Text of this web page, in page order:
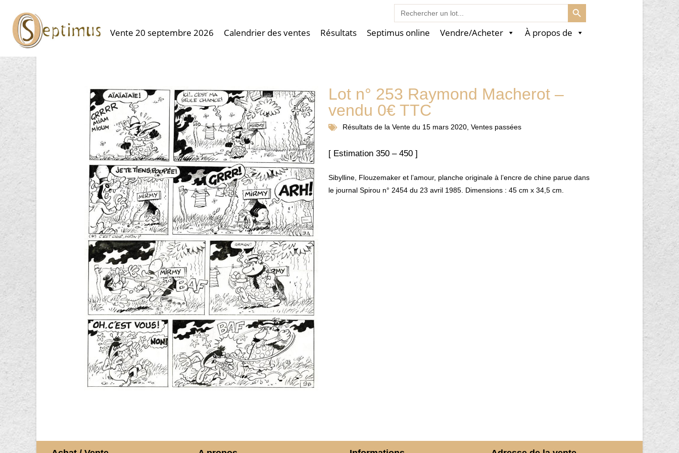
Search
for:
SEARCH BUTTON
Vente 20 septembre 2026 Calendrier des ventes Résultats Septimus online Vendre/Acheter À propos de
Lot n° 253 Raymond Macherot –
vendu 0€ TTC
Résultats de la Vente du 15 mars 2020, Ventes passées
[ Estimation 350 – 450 ]
Sibylline, Flouzemaker et l’amour, planche originale à l’encre de chine parue dans
le journal Spirou n° 2454 du 23 avril 1985. Dimensions : 45 cm x 34,5 cm.